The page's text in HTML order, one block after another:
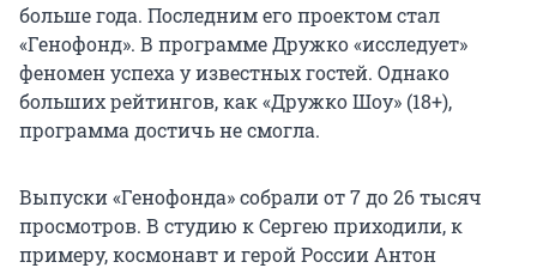
больше года. Последним его проектом стал
«Генофонд». В программе Дружко «исследует»
феномен успеха у известных гостей. Однако
больших рейтингов, как «Дружко Шоу» (18+),
программа достичь не смогла.
Выпуски «Генофонда» собрали от 7 до 26 тысяч
просмотров. В студию к Сергею приходили, к
примеру, космонавт и герой России Антон